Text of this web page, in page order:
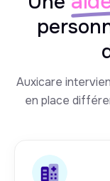
Auxicare
en place